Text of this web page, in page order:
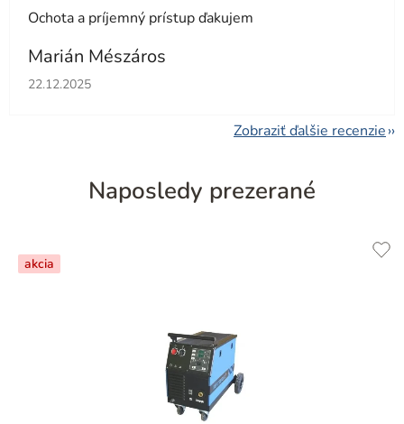
Ochota a príjemný prístup ďakujem
Marián Mészáros
Hodnotenie obchodu je 5 z 5 hviezdičiek.
22.12.2025
Zobraziť ďalšie recenzie
Naposledy prezerané
akcia